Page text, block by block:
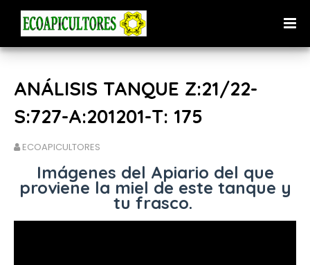
ANÁLISIS TANQUE Z:21/22-
S:727-A:201201-T: 175
ECOAPICULTORES
Imágenes del Apiario del que
proviene la miel de este tanque y
tu frasco.